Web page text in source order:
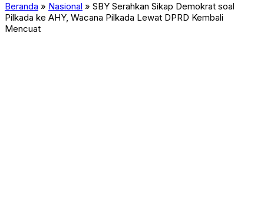
Beranda » Nasional » SBY Serahkan Sikap Demokrat soal
Pilkada ke AHY, Wacana Pilkada Lewat DPRD Kembali
Mencuat